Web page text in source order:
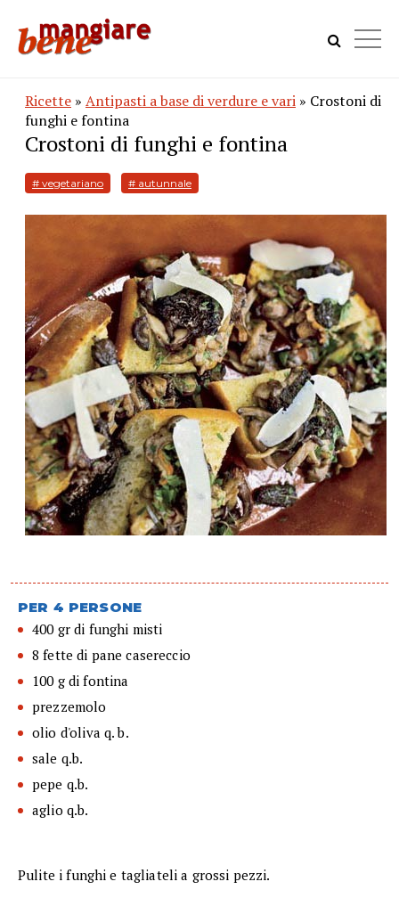
Ricette » Antipasti a base di verdure e vari » Crostoni di
funghi e fontina
Crostoni di funghi e fontina
# vegetariano # autunnale
PER 4 PERSONE
400 gr di funghi misti
8 fette di pane casereccio
100 g di fontina
prezzemolo
olio d'oliva q. b.
sale q.b.
pepe q.b.
aglio q.b.
Pulite i funghi e tagliateli a grossi pezzi.